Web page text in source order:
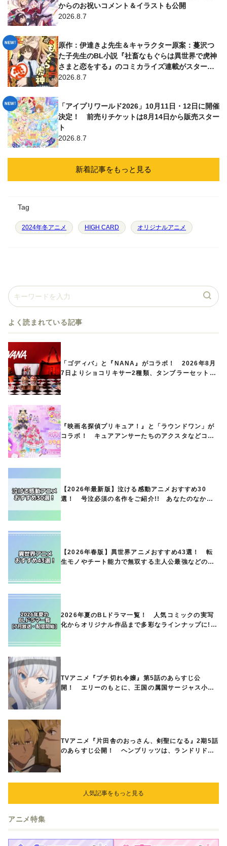
からのお祝いコメント＆イラストも公開
2026.8.7
原作：伊達きよ先生＆キャラクター原案：蔓沢つ
た子先生のBL小説『社畜なもぐらは異世界で虎神
さまと恋をする』のコミカライズ連載がスター
ト！ 漫画は仁茂田あい先生が担当
2026.8.7
「アイプリワールド2026」10月11日・12日に開催
決定！ 前売りチケットは8月14日から販売スター
ト
2026.8.7
新着記事をもっと見る
Tag
2024年冬アニメ HIGH CARD オリジナルアニメ
よく読まれている記事
「ゴディバ」と『NANA』がコラボ！ 2026年8月
7日よりショコリキサー2種類、タンブラーセットな
『映画名探偵プリキュア！』と「ラウンドワン」が
コラボ！ キュアアンサーたちのアクスタなどコラ
【2026年最新版】泣ける感動アニメおすすめ30
選！ 号泣必須の名作をご紹介!! あなたのなかの
【2026年春版】異世界アニメおすすめ43選！ 転
生モノやチート能力で無双する主人公最強などの人
2026年夏のBLドラマ一覧！ 人気コミックの実写
化からオリジナル作品まで多彩なラインナップに!!
TVアニメ『ブチ切れ令嬢』第5話のあらすじ公
開！ エリーのもとに、王国の属国サージャス小王
TVアニメ『片田舎のおっさん、剣聖になる』2期5話
のあらすじ公開！ ヘンブリッツは、ランドリドに
人気記事をもっと見る
アニメ特集